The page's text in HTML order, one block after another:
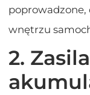
wnętrzu
2.